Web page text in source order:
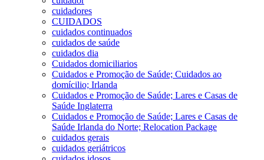
cuidadores
CUIDADOS
cuidados continuados
cuidados de saúde
cuidados dia
Cuidados domiciliarios
Cuidados e Promoção de Saúde; Cuidados ao
domícilio; Irlanda
Cuidados e Promoção de Saúde; Lares e Casas de
Saúde Inglaterra
Cuidados e Promoção de Saúde; Lares e Casas de
Saúde Irlanda do Norte; Relocation Package
cuidados gerais
cuidados geriátricos